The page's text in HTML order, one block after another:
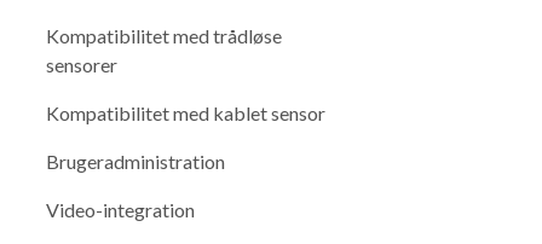
Kompatibilitet med trådløse
sensorer
Kompatibilitet med kablet sensor
Brugeradministration
Video-integration